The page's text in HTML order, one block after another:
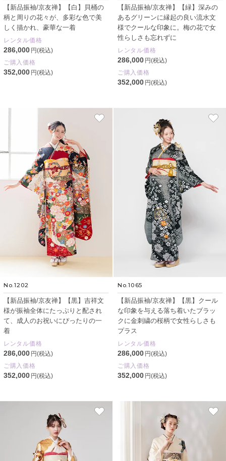
【新品振袖/京友禅】【白】貝桶の
柄と周りの花々が、多彩な色で美
しく描かれ、豪華な一着
レンタル価格
286,000 円(税込)
ご購入価格
352,000 円(税込)
【新品振袖/京友禅】【緑】深みの
あるグリーンに縁起の良い流水文
様でクールな印象に。梅の花で女
性らしさも忘れずに
レンタル価格
286,000 円(税込)
ご購入価格
352,000 円(税込)
No.1202
【新品振袖/京友禅】【黒】吉祥文
様が振袖全体にたっぷりと配され
て、成人のお祝いにぴったりの一
着
レンタル価格
286,000 円(税込)
ご購入価格
352,000 円(税込)
No.1065
【新品振袖/京友禅】【黒】クール
な印象を与える落ち着いたブラッ
クに金刺繍の桜柄で女性らしさも
プラス
レンタル価格
286,000 円(税込)
ご購入価格
352,000 円(税込)